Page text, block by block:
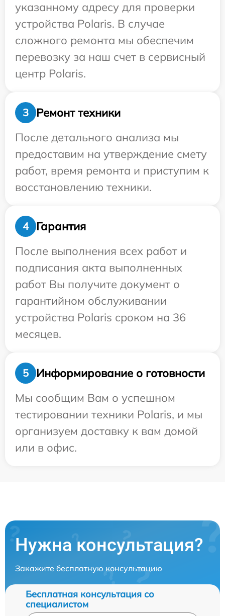
указанному адресу для проверки
устройства Polaris. В случае
сложного ремонта мы обеспечим
перевозку за наш счет в сервисный
центр Polaris.
3
Ремонт техники
После детального анализа мы
предоставим на утверждение смету
работ, время ремонта и приступим к
восстановлению техники.
4
Гарантия
После выполнения всех работ и
подписания акта выполненных
работ Вы получите документ о
гарантийном обслуживании
устройства Polaris сроком на 36
месяцев.
5
Информирование о готовности
Мы сообщим Вам о успешном
тестировании техники Polaris, и мы
организуем доставку к вам домой
или в офис.
Нужна консультация?
Закажите бесплатную консультацию
Бесплатная консультация со
специалистом